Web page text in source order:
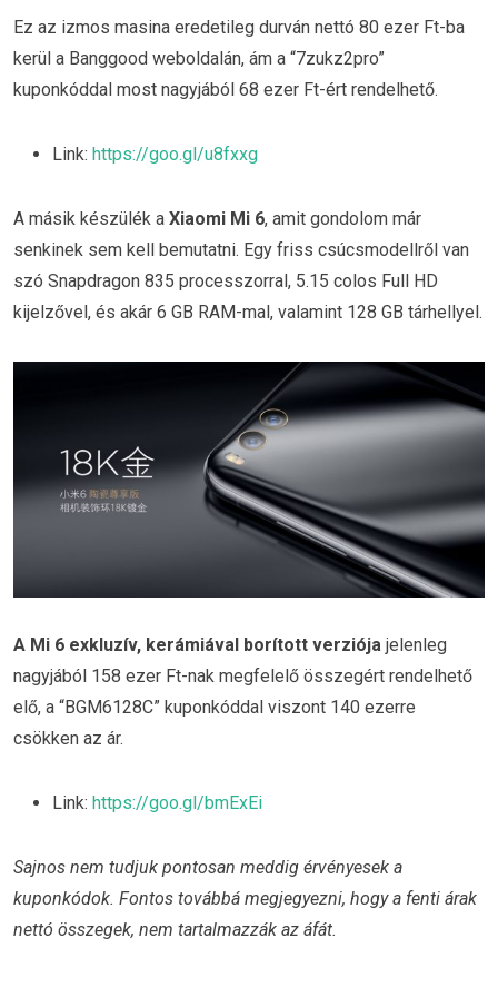
Ez az izmos masina eredetileg durván nettó 80 ezer Ft-ba
kerül a Banggood weboldalán, ám a “7zukz2pro”
kuponkóddal most nagyjából 68 ezer Ft-ért rendelhető.
Link: https://goo.gl/u8fxxg
A másik készülék a Xiaomi Mi 6, amit gondolom már
senkinek sem kell bemutatni. Egy friss csúcsmodellről van
szó Snapdragon 835 processzorral, 5.15 colos Full HD
kijelzővel, és akár 6 GB RAM-mal, valamint 128 GB tárhellyel.
A Mi 6 exkluzív, kerámiával borított verziója jelenleg
nagyjából 158 ezer Ft-nak megfelelő összegért rendelhető
elő, a “BGM6128C” kuponkóddal viszont 140 ezerre
csökken az ár.
Link: https://goo.gl/bmExEi
Sajnos nem tudjuk pontosan meddig érvényesek a
kuponkódok. Fontos továbbá megjegyezni, hogy a fenti árak
nettó összegek, nem tartalmazzák az áfát.